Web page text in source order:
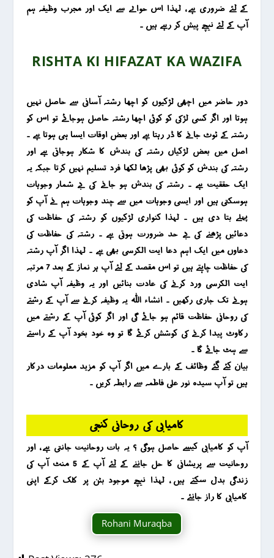
کے لئے ضروری ہے ، لہذا اس حوالے سے ایک اور مجرب وظیفہ ہم
آپ کے لئے نیچے پیش کر رہے ہیں ۔
RISHTA KI HIFAZAT KA WAZIFA
دور حاضر میں اچھی لڑکیوں کو اچھا رشتہ آسانی سے حاصل نہیں
ہوتا اور اگر کسی لڑکی کو کوئی اچھا رشتہ حاصل ہوجائے تو اس کو
رشتہ کے ٹوٹ جانے کا ڈر رہتا ہے اور بعض اوقات ایسا ہی ہوتا ہے ۔
اصل میں بعض لڑکیاں رشتہ کی بندش کا شکار ہوجاتی ہے اور
رشتہ کی بندش کو کوئی بھی پڑھا لکھا فرد تسلیم نہیں کرتا جبکہ یہ
ایک حققیت ہے ۔ رشتہ کی بندش ہو جانے کی بے شمار وجوہات
ہوسکتی ہیں اور ایسی وجوہات میں سے چند وجوہات ہم نے آپ کو
پہلے بتا دی ہیں ۔ لہذا کنواری لڑکیوں کو رشتہ کی حفاظت کی
دعائیں پڑھنے کی بے حد ضرورت ہوتی ہے ۔ رشتہ کی حفاظت کی
دعاوں میں ایک اہم دعا ایت الکرسی بھی ہے ۔ لہذا اگر آپ رشتہ
کی حفاظت چاہتے ہیں تو اس مقصد کے لئے آپ ہر نماز کے بعد 7 مرتبہ
ایت الکرسی ورد کرنے کی عادت بنائیں اور یہ وظیفہ آپ شادی
ہونے تک جاری رکھیں ۔ انشاء اللہ یہ وظیفہ کرنے سے آپ کے رشتے
کی روحانی حفاظت قائم ہو جائے گی اور اگر کوئی آپ کے رشتے میں
رکاوٹ پیدا کرنے کی کوشش کرئے گا تو وہ خود بخود آپ کے راستے
سے ہٹ جائے گا ۔
بیان کئے گئے وظائف کے بارے میں اگر آپ کو مزید معلومات درکار
ہیں تو آپ سیدہ نور علی فاطمہ سے رابطہ کریں ۔
کامیابی کی روحانی کنجی
آپ کو کامیابی کیسے حاصل ہوگی ؟ یہ بات روحانیت جانتی ہے ، اور
روحانیت سے پریشانی کا حل جاننے کے لئے آپ کے 5 منٹ آپ کی
زندگی بدل سکتے ہیں ، لہذا نیچے موجود بٹن پر کلک کرکے اپنی
کامیابی کا راز جانئے ۔
Rohani Muraqba